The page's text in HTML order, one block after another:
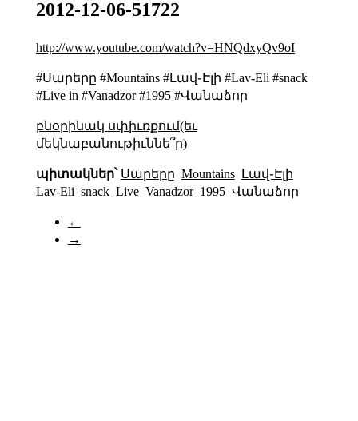
2012-12-06-51722
http://www.youtube.com/watch?v=HNQdxyQv9oI
#Սարերը #Mountains #Լավ֊Էլի #Lav-Eli #snack
#Live in #Vanadzor #1995 #Վանաձոր
բնօրինակ սփիւռքում(եւ
մեկնաբանութիւննե՞ր)
պիտակներ՝ Սարերը Mountains Լավ֊Էլի
Lav-Eli snack Live Vanadzor 1995 Վանաձոր
←
→